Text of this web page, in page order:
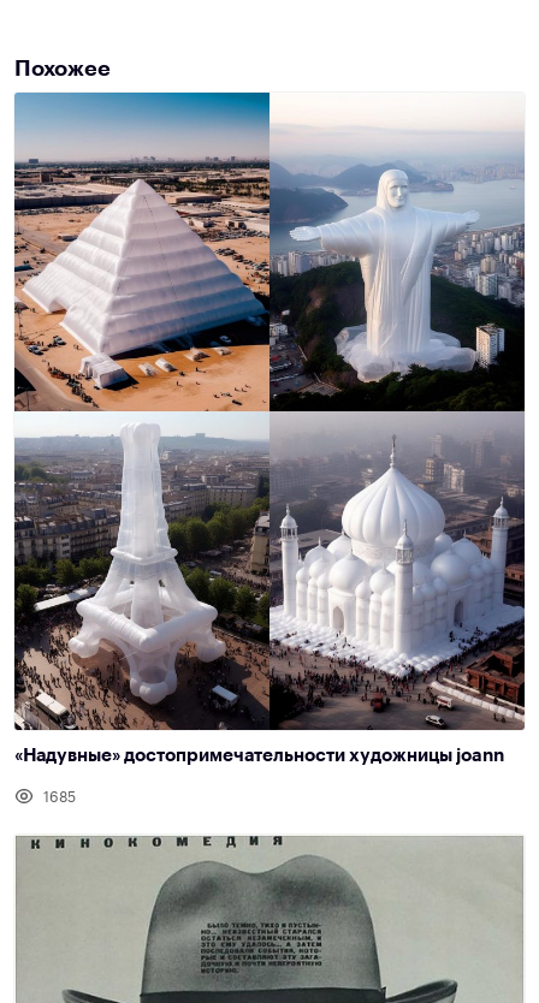
Похожее
«Надувные» достопримечательности художницы joann
1685